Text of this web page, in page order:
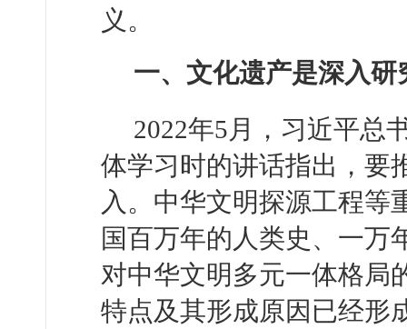
义。
一、文化遗产是深入
2022年5月，习近平总
体学习时的讲话指出，要
入。中华文明探源工程等
国百万年的人类史、一万
对中华文明多元一体格局
特点及其形成原因已经形